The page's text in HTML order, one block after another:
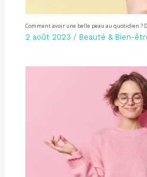
Comment avoir une belle peau au quotidien ?
2 août 2023 / Beauté & Bien-